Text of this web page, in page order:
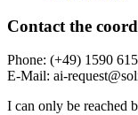
Contact the
Phone: (+49) 1590
E‑Mail: ai-
I can only be reached